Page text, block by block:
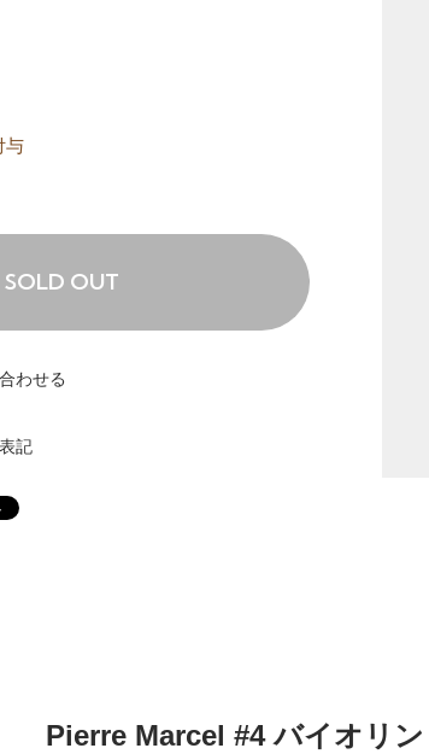
与
SOLD OUT
わせる
記
Pierre Marcel #4 バイオリ